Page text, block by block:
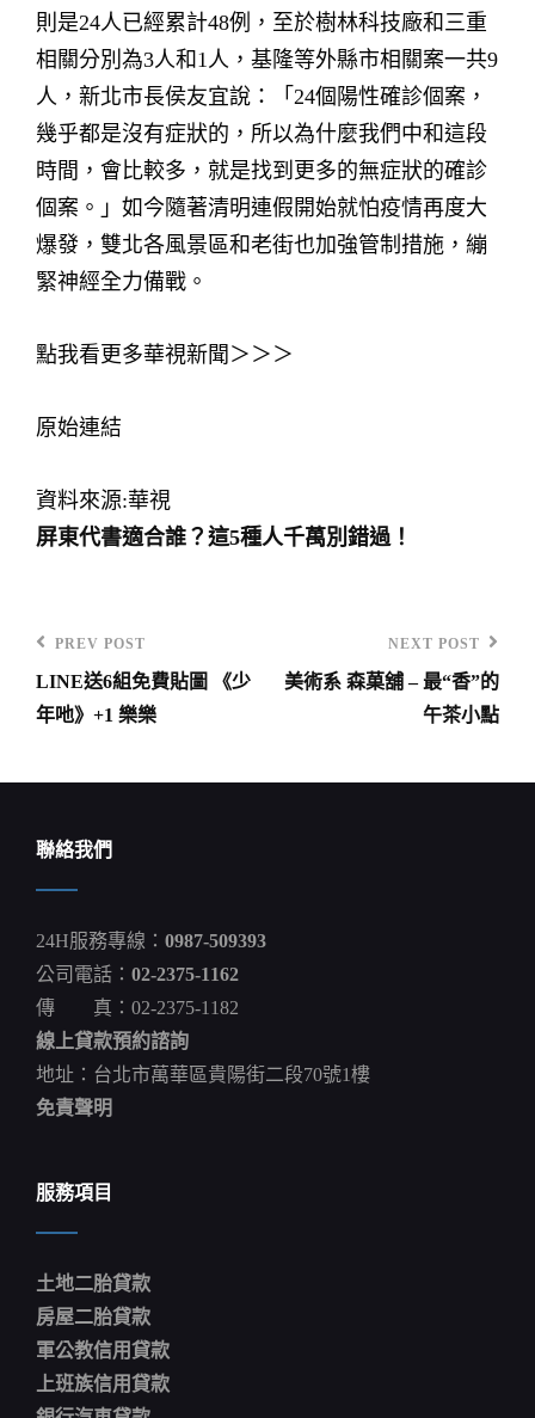
則是24人已經累計48例，至於樹林科技廠和三重
相關分別為3人和1人，基隆等外縣市相關案一共9
人，新北市長侯友宜說：「24個陽性確診個案，
幾乎都是沒有症狀的，所以為什麼我們中和這段
時間，會比較多，就是找到更多的無症狀的確診
個案。」如今隨著清明連假開始就怕疫情再度大
爆發，雙北各風景區和老街也加強管制措施，繃
緊神經全力備戰。
點我看更多華視新聞＞＞＞
原始連結
資料來源:華視
屏東代書適合誰？這5種人千萬別錯過！
文
導
Previous
Post
PREV POST
LINE送6組免費貼圖 《少
年吔》+1 樂樂
Post
NEXT POST
美術系 森菓舖 – 最“香”的
午茶小點
聯絡我們
24H服務專線： 0987-509393
公司電話： 02-2375-1162
傳 真：02-2375-1182
線上貸款預約諮詢
地址：台北市萬華區貴陽街二段70號1樓
免責聲明
服務項目
土地二胎貸款
房屋二胎貸款
軍公教信用貸款
上班族信用貸款